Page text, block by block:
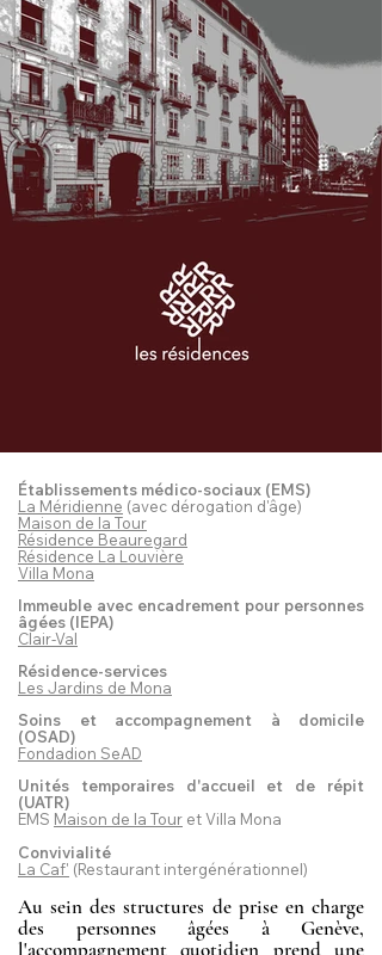
Établissements médico-sociaux (EMS)
La Méridienne (avec dérogation d'âge)
Maison de la Tour
Résidence Beauregard
Résidence La Louvière
Villa Mona
Immeuble avec encadrement pour personnes
âgées (IEPA)
Clair-Val
Résidence-services
Les Jardins de Mona
Soins et accompagnement à domicile
(OSAD)
Fondadion SeAD
Unités temporaires d'accueil et de répit
(UATR)
EMS Maison de la Tour et Villa Mona
Convivialité
La Caf' (Restaurant intergénérationnel)
​​​​​​​Au sein des structures de prise en charge
des personnes âgées à Genève,
l'accompagnement quotidien prend une